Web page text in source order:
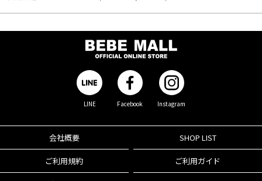
LINE Facebook Instagram
会社概要 SHOP LIST
ご利用規約 ご利用ガイド